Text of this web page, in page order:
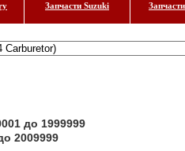
Запчасти Suzuki
до 1999999
2009999